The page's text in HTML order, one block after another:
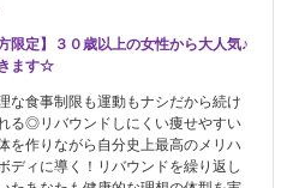
限定】３０歳以上の女性から大人気♪
ます☆
な食事制限も運動もナシだから続け
る◎リバウンドしにくい痩せやすい
を作りながら自分史上最高のメリハ
ディに導く！リバウンドを繰り返し